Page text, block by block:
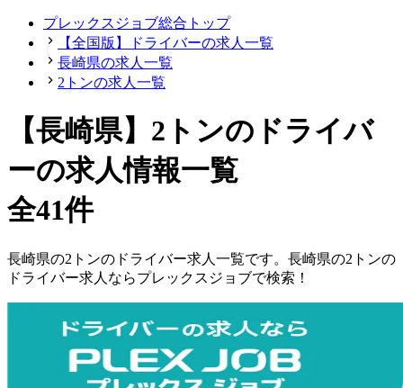
プレックスジョブ総合トップ
【全国版】ドライバーの求人一覧
長崎県の求人一覧
2トンの求人一覧
【長崎県】2トンのドライバ
ーの求人情報一覧
全41件
長崎県の2トンの ドライバー求人一覧です。 長崎県の2トンの
ドライバー求人ならプレックスジョブで検索！